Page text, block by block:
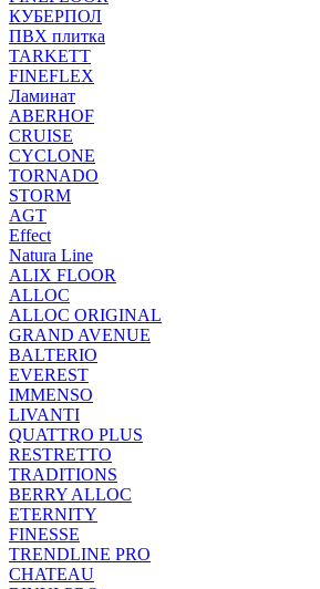
КУБЕРПОЛ
ПВХ плитка
TARKETT
FINEFLEX
Ламинат
ABERHOF
CRUISE
CYCLONE
TORNADO
STORM
AGT
Effect
Natura Line
ALIX FLOOR
ALLOC
ALLOC ORIGINAL
GRAND AVENUE
BALTERIO
EVEREST
IMMENSO
LIVANTI
QUATTRO PLUS
RESTRETTO
TRADITIONS
BERRY ALLOC
ETERNITY
FINESSE
TRENDLINE PRO
CHATEAU